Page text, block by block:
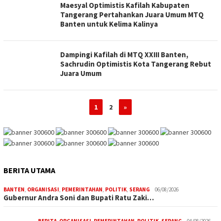
Maesyal Optimistis Kafilah Kabupaten
Tangerang Pertahankan Juara Umum MTQ
Banten untuk Kelima Kalinya
Dampingi Kafilah di MTQ XXIII Banten,
Sachrudin Optimistis Kota Tangerang Rebut
Juara Umum
1 2 »
BERITA UTAMA
BANTEN, ORGANISASI, PEMERINTAHAN, POLITIK, SERANG 06/08/2026
Gubernur Andra Soni dan Bupati Ratu Zaki…